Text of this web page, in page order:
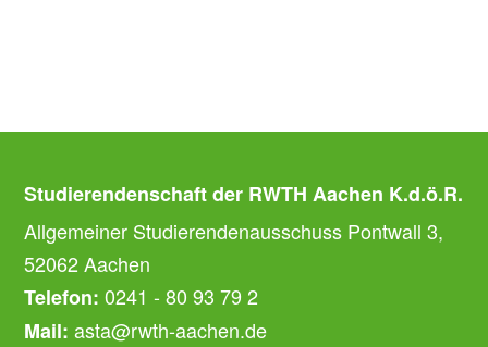
Studierendenschaft der RWTH Aachen K.d.ö.R.
Allgemeiner Studierendenausschuss Pontwall 3,
52062 Aachen
Telefon: 0241 - 80 93 79 2
Mail: asta@rwth-aachen.de